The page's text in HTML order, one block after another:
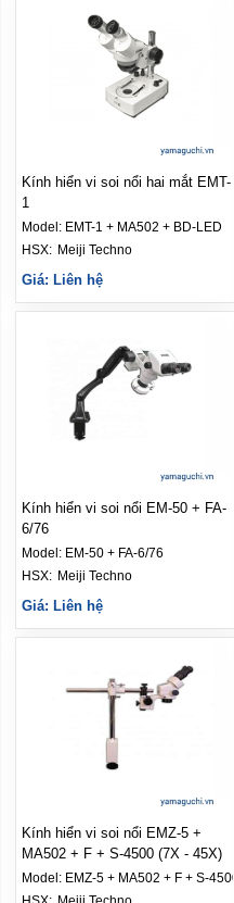
Kính hiển vi soi nổi hai mắt EMT-
1
Model: EMT-1 + MA502 + BD-LED
Meiji Techno
Giá: Liên hệ
Kính hiển vi soi nổi EM-50 + FA-
6/76
Model: EM-50 + FA-6/76
Meiji Techno
Giá: Liên hệ
Kính hiển vi soi nổi EMZ-5 +
MA502 + F + S-4500 (7X - 45X)
Model: EMZ-5 + MA502 + F + S-4500